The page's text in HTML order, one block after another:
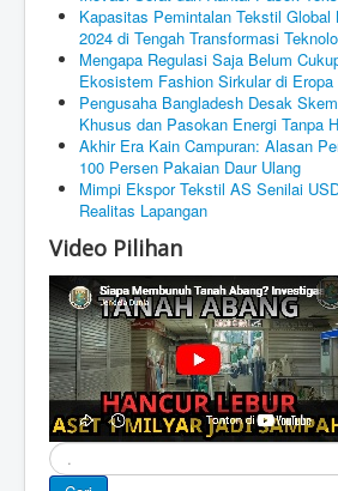
Kapasitas Pemintalan Tekstil Global
2024 di Tengah Transformasi
Mengapa Regulasi Saja Belum
Ekosistem Fashion Sirkular di Eropa
Pengusaha Bangladesh Desak
Khusus dan Pasokan Energi Tanpa
Akhir Era Kain Campuran: Alasan
100 Persen Pakaian Daur Ulang
Mimpi Ekspor Tekstil AS Senilai
Realitas Lapangan
Video Pilihan
Cari